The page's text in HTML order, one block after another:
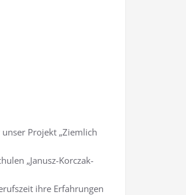
Projekt „Ziemlich
„Janusz-Korczak-
ihre Erfahrungen